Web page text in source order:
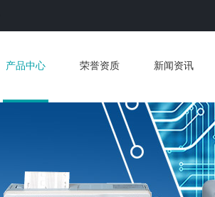
产品中心 荣誉资质 新闻资讯